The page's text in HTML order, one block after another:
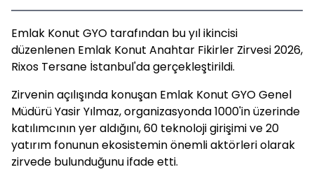
Emlak Konut GYO tarafından bu yıl ikincisi
düzenlenen Emlak Konut Anahtar Fikirler Zirvesi 2026,
Rixos Tersane İstanbul'da gerçekleştirildi.
Zirvenin açılışında konuşan Emlak Konut GYO Genel
Müdürü Yasir Yılmaz, organizasyonda 1000'in üzerinde
katılımcının yer aldığını, 60 teknoloji girişimi ve 20
yatırım fonunun ekosistemin önemli aktörleri olarak
zirvede bulunduğunu ifade etti.